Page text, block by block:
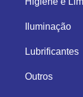
Iluminação
Lubrificantes
Outros